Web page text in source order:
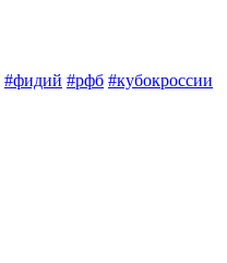
#фидий #рфб #кубокроссии